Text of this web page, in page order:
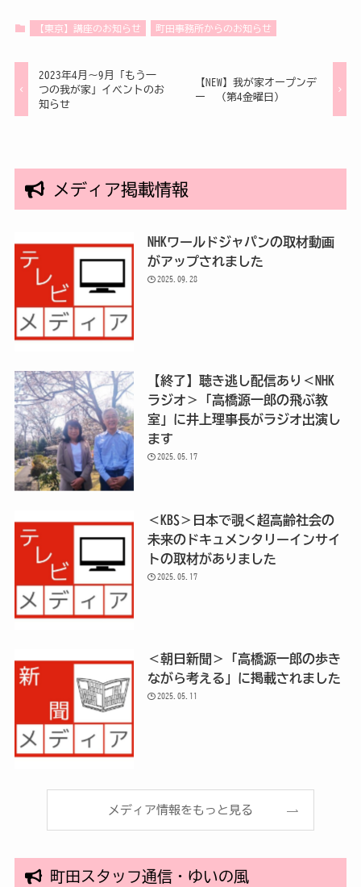
【東京】講座のお知らせ 町田事務所からのお知らせ
2023年4月～9月「もう一
つの我が家」イベントのお
知らせ
【NEW】我が家オープンデ
ー （第4金曜日）
メディア掲載情報
NHKワールドジャパンの取材動画
がアップされました
2025.09.28
【終了】聴き逃し配信あり＜NHK
ラジオ＞「高橋源一郎の飛ぶ教
室」に井上理事長がラジオ出演し
ます
2025.05.17
＜KBS＞日本で覗く超高齢社会の
未来のドキュメンタリーインサイ
トの取材がありました
2025.05.17
＜朝日新聞＞「高橋源一郎の歩き
ながら考える」に掲載されました
2025.05.11
メディア情報をもっと見る
町田スタッフ通信・ゆいの風